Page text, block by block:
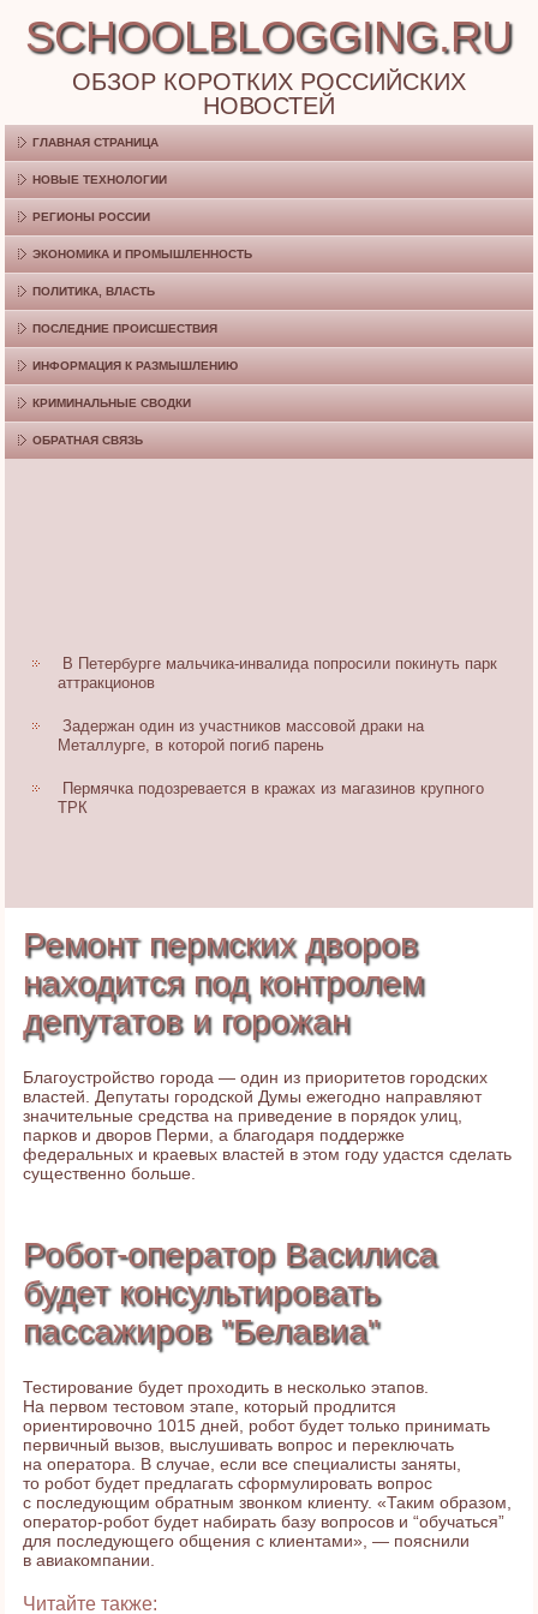
SCHOOLBLOGGING.RU
ОБЗОР КОРОТКИХ РОССИЙСКИХ
НОВОСТЕЙ
ГЛАВНАЯ СТРАНИЦА
НОВЫЕ ТЕХНОЛОГИИ
РЕГИОНЫ РОССИИ
ЭКОНОМИКА И ПРОМЫШЛЕННОСТЬ
ПОЛИТИКА, ВЛАСТЬ
ПОСЛЕДНИЕ ПРОИСШЕСТВИЯ
ИНФОРМАЦИЯ К РАЗМЫШЛЕНИЮ
КРИМИНАЛЬНЫЕ СВОДКИ
ОБРАТНАЯ СВЯЗЬ
В Петербурге мальчика-инвалида попросили покинуть парк
аттракционов
Задержан один из участников массовой драки на
Металлурге, в которой погиб парень
Пермячка подозревается в кражах из магазинов крупного
ТРК
Ремонт пермских дворов
находится под контролем
депутатов и горожан
Благоустройство города — один из приоритетов городских
властей. Депутаты городской Думы ежегодно направляют
значительные средства на приведение в порядок улиц,
парков и дворов Перми, а благодаря поддержке
федеральных и краевых властей в этом году удастся сделать
существенно больше.
Робот-оператор Василиса
будет консультировать
пассажиров "Белавиа"
Тестирование будет проходить в несколько этапов.
На первом тестовом этапе, который продлится
ориентировочно 1015 дней, робот будет только принимать
первичный вызов, выслушивать вопрос и переключать
на оператора. В случае, если все специалисты заняты,
то робот будет предлагать сформулировать вопрос
с последующим обратным звонком клиенту. «Таким образом,
оператор-робот будет набирать базу вопросов и “обучаться”
для последующего общения с клиентами», — пояснили
в авиакомпании.
Читайте также: